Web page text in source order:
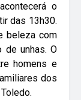
o
das 13h30.
beleza com
de unhas. O
homens e
dos